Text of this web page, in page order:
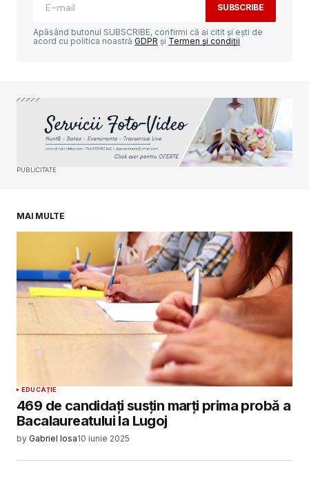
Your E-mail*
SUBMIT COMMENT
SUBSCRIBE
Apăsând butonul SUBSCRIBE, confirmi că ai citit și ești de
acord cu politica noastră GDPR și Termen și condiții
PUBLICITATE
MAI MULTE
EDUCAȚIE
469 de candidați susțin marți prima probă a
Bacalaureatului la Lugoj
by Gabriel Iosa10 iunie 2025